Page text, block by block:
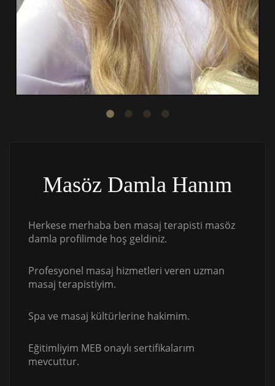
Masöz Damla Hanım
Herkese merhaba ben masaj terapisti masöz
damla profilimde hoş geldiniz.
Profesyonel masaj hizmetleri veren uzman
masaj terapistiyim.
Spa ve masaj kültürlerine hakimim.
Eğitimliyim MEB onaylı sertifikalarım
mevcuttur.